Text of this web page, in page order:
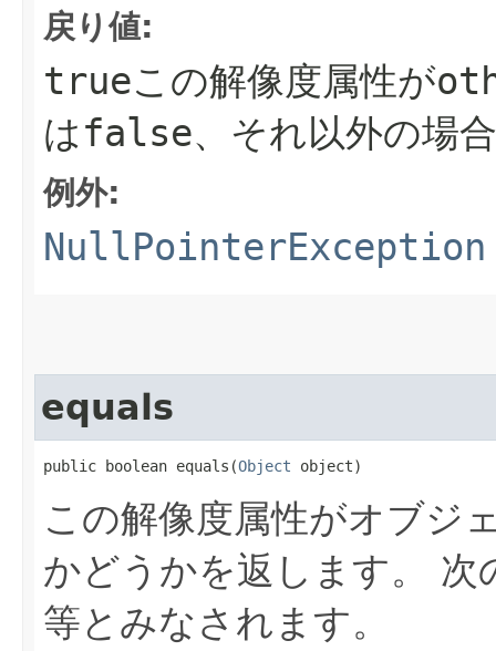
戻り値:
trueこの解像度属性が
はfalse、それ以外の場
例外:
NullPointerException
equals
public boolean equals​(Object object)
この解像度属性がオブジ
かどうかを返します。
次
等とみなされます。